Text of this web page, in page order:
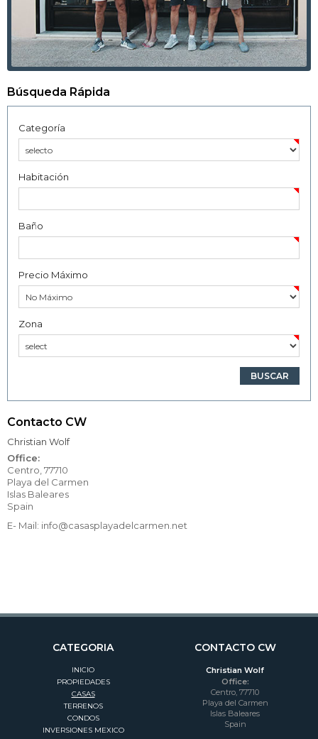
Búsqueda Rápida
Categoría
Habitación
Baño
Precio Máximo
Zona
Contacto CW
Christian Wolf
Office:
Centro, 77710
Playa del Carmen
Islas Baleares
Spain
E- Mail: info@casasplayadelcarmen.net
CATEGORIA
INICIO
PROPIEDADES
CASAS
TERRENOS
CONDOS
INVERSIONES MEXICO
CONTACTO CW
Christian Wolf
Office:
Centro, 77710
Playa del Carmen
Islas Baleares
Spain